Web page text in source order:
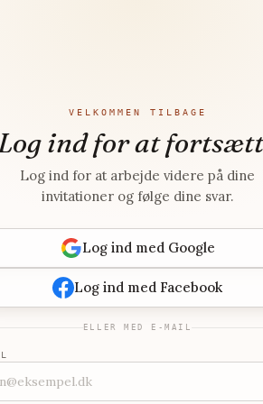
VELKOMMEN TILBAGE
ind for at
Log ind for at arbejde videre på dine
invitationer og følge dine svar.
Log ind med Google
Log ind med Facebook
ELLER MED E-MAIL